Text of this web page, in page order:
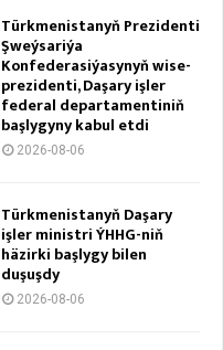
Türkmenistanyň Prezidenti
Şweýsariýa
Konfederasiýasynyň wise-
prezidenti, Daşary işler
federal departamentiniň
başlygyny kabul etdi
2026-08-06
Türkmenistanyň Daşary
işler ministri ÝHHG-niň
häzirki başlygy bilen
duşuşdy
2026-08-06